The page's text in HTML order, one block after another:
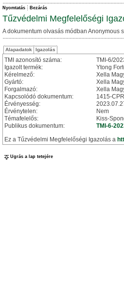
Nyomtatás Bezárás
Tűzvédelmi Megfelelőségi
A dokumentum olvasás módban Anonymous
Alapadatok Igazolás
TMI azonosító száma:
TMI-6/
Igazolt termék:
Ytong
Kérelmező:
Xella
Gyártó:
Xella
Forgalmazó:
Xella
Kapcsolódó dokumentum:
1415-
Érvényesség:
Érvénytelen:
Nem
Témafelelős:
Kiss-
Publikus dokumentum:
TMI-6-
Ez a Tűzvédelmi Megfelelőségi Igazolás a
Ugrás a lap tetejére